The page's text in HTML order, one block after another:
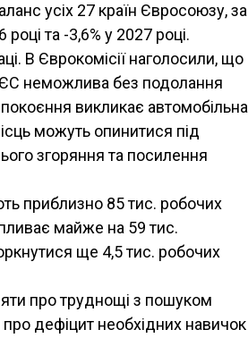
усіх 27 країн Євросоюзу, за
та -3,6% у 2027 році.
В Єврокомісії наголосили, що
ЄС неможлива без подолання
викликає автомобільна
можуть опинитися під
згоряння та посилення
приблизно 85 тис. робочих
майже на 59 тис.
ще 4,5 тис. робочих
про труднощі з пошуком
про дефіцит необхідних навичок